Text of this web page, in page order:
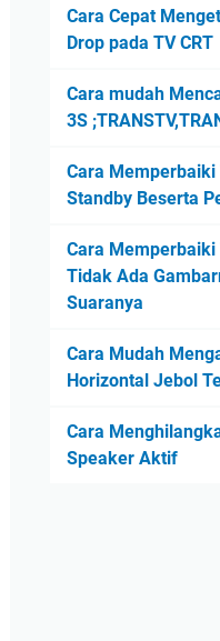
Cara Cepat
Drop pada TV CRT
Cara mudah
3S
Cara
Standby Beserta
Cara Memperbaiki
Tidak Ada
Suaranya
Cara Mudah
Horizontal Jebol
Cara
Speaker Aktif